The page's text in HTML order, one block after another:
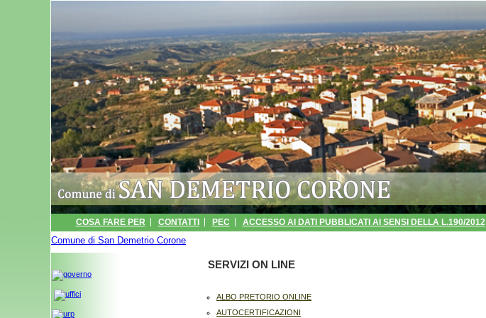
COSA FARE PER CONTATTI PEC ACCESSO AI DATI PUBBLICATI AI SENSI DELLA L.190/2012
INFORMATIVA
ARCHIVIO EVENTI
Comune di San Demetrio Corone
SERVIZI ON LINE
ALBO PRETORIO ONLINE
AUTOCERTIFICAZIONI